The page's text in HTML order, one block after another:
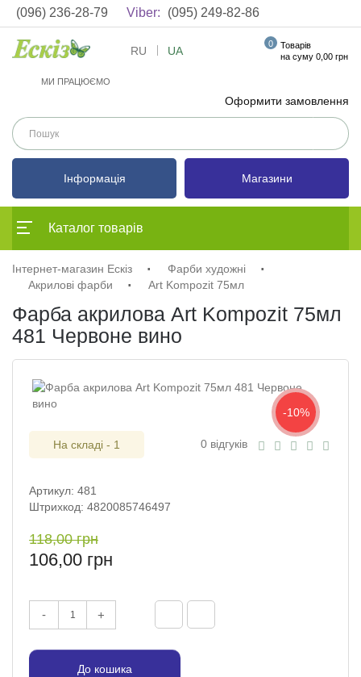
(096) 236-28-79 Viber: (095) 249-82-86
МИ ПРАЦЮЄМО
Оформити замовлення
RU UA Товарів
0
на суму 0,00 грн
Інформація Магазини
Каталог товарів
Інтернет-магазин Ескіз
Фарби художні
Акрилові фарби
Art Kompozit 75мл
Фарба акрилова Art Kompozit 75мл
481 Червоне вино
-10%
На складі - 1 0 відгуків
Артикул: 481
Штрихкод: 4820085746497
118,00 грн
106,00 грн
- +
До кошика